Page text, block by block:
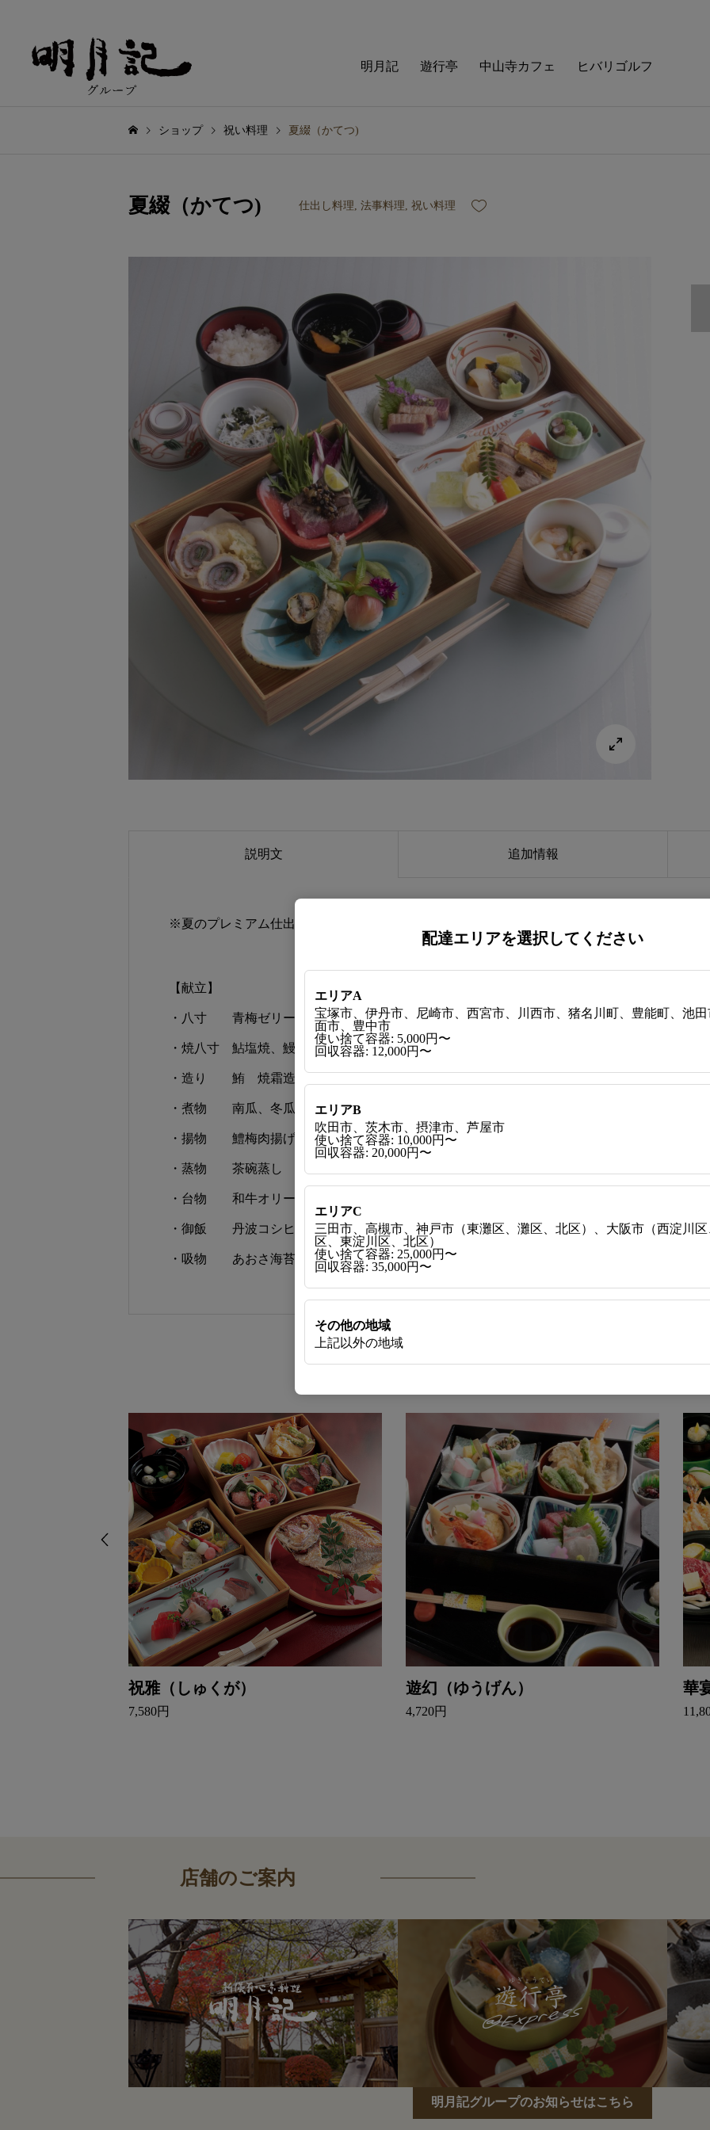
明月記 遊行亭 中山寺カフェ ヒバリゴルフ
ショップ 祝い料理 夏綴（かてつ)
夏綴（かてつ) 仕出し料理, 法事料理, 祝い料理

説明文 追加情報
※夏のプレミアム仕出し
【献立】
・八寸 青梅ゼリー、合鴨ロースト、出汁巻き玉子、枝豆チーズ、トマトコンポート、粟麩
・焼八寸 鮎塩焼、鰻胡瓜磯部巻、丸十蜜煮、枝豆、茗荷手まり寿司
・造り 鮪 焼霜造り
・煮物 南瓜、冬瓜、アイナメ、小切茄子、かえで麩
・揚物 鱧梅肉揚げ、蓮根、青唐
・蒸物 茶碗蒸し
・台物 和牛オリーブ味噌焼き
・御飯 丹波コシヒカリ しらすご飯
・吸物 あおさ海苔、貝割れ大根、人参
関連商品
祝雅（しゅくが）
7,580円
遊幻（ゆうげん）
4,720円
華
店舗のご案内
明月記グループのお知らせはこちら
配達エリアを選択してください
エリアA
宝塚市、伊丹市、尼崎市、西宮市、川西市、猪名川町、豊能町、池
面市、豊中市
使い捨て容器: 5,000円〜
回収容器: 12,000円〜
エリアB
吹田市、茨木市、摂津市、芦屋市
使い捨て容器: 10,000円〜
回収容器: 20,000円〜
エリアC
三田市、高槻市、神戸市（東灘区、灘区、北区）、大阪市（西淀川
区、東淀川区、北区）
使い捨て容器: 25,000円〜
回収容器: 35,000円〜
その他の地域
上記以外の地域